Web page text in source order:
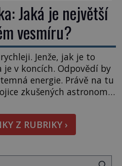
Jaká je největší
vesmíru?
Jenže, jak je to
je v koncích. Odpovědí by
energie. Právě na tu
zkušených astronomů.
rekordní kometu!
a Gary Bernstein
archivní snímky v rámci
Z RUBRIKY ›